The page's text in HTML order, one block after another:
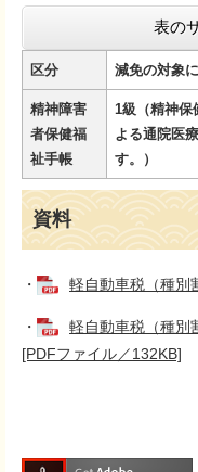
表の
区分 減免の対象
精神障害
者保健福
祉手帳
1級（精神保
よる通院医
す。）
資料
・ 軽自動車税（種別
・
軽自動車税（種別
[PDFファイル／132KB]